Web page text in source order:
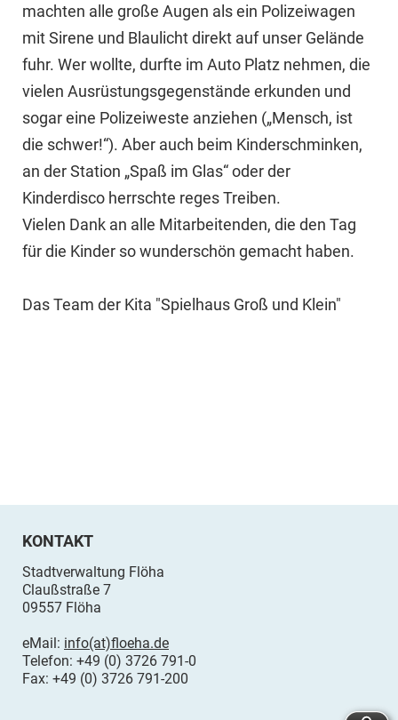
machten alle große Augen als ein Polizeiwagen
mit Sirene und Blaulicht direkt auf unser Gelände
fuhr. Wer wollte, durfte im Auto Platz nehmen, die
vielen Ausrüstungsgegenstände erkunden und
sogar eine Polizeiweste anziehen („Mensch, ist
die schwer!“). Aber auch beim Kinderschminken,
an der Station „Spaß im Glas“ oder der
Kinderdisco herrschte reges Treiben.
Vielen Dank an alle Mitarbeitenden, die den Tag
für die Kinder so wunderschön gemacht haben.
Das Team der Kita "Spielhaus Groß und Klein"
KONTAKT
Stadtverwaltung Flöha
Claußstraße 7
09557 Flöha
eMail: info(at)floeha.de
Telefon: +49 (0) 3726 791-0
Fax: +49 (0) 3726 791-200